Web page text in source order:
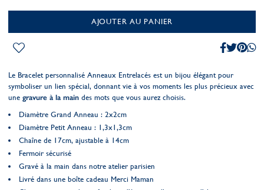
AJOUTER AU PANIER
Le Bracelet personnalisé Anneaux Entrelacés est un bijou élégant pour
symboliser un lien spécial, donnant vie à vos moments les plus précieux avec
une gravure à la main des mots que vous aurez choisis.
Diamètre Grand Anneau : 2x2cm
Diamètre Petit Anneau : 1,3x1,3cm
Chaîne de 17cm, ajustable à 14cm
Fermoir sécurisé
Gravé à la main dans notre atelier parisien
Livré dans une boîte cadeau Merci Maman